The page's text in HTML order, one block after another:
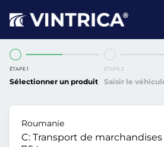
ÉTAPE 1
Sélectionner un produit
ÉTAPE 2
Saisir le
Roumanie
C: Transport de marchandises